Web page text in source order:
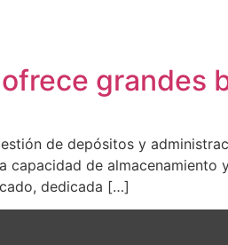
grandes
de depósitos y
capacidad de
dedicada […]